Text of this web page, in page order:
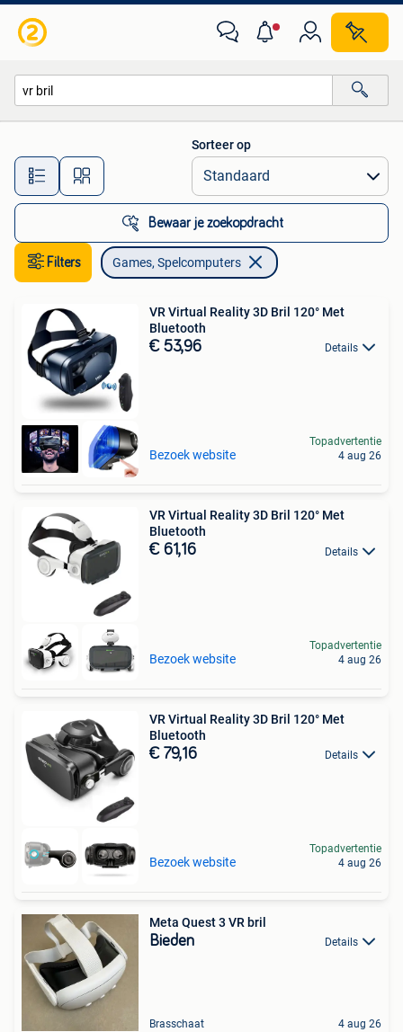
Alle afstanden…
Sorteer op
Bewaar je zoekopdracht
Filters Games, Spelcomputers
VR Virtual Reality 3D Bril 120° Met
Bluetooth
€ 53,96 Details
Bezoek website
Topadvertentie
4 aug 26
VR Virtual Reality 3D Bril 120° Met
Bluetooth
€ 61,16 Details
Bezoek website
Topadvertentie
4 aug 26
VR Virtual Reality 3D Bril 120° Met
Bluetooth
€ 79,16 Details
Bezoek website
Topadvertentie
4 aug 26
Meta Quest 3 VR bril
Bieden Details
Brasschaat 4 aug 26